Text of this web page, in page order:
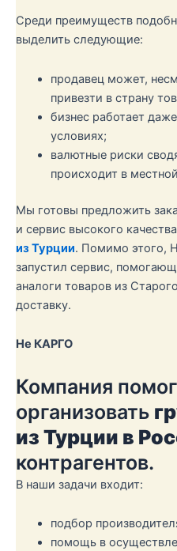
Среди преимуществ
выделить следующие:
продавец может,
привезти в страну
бизнес работает
условиях;
валютные риски
происходит в
Мы готовы предложить
и сервис высокого
из Турции. Помимо этого,
запустил сервис,
аналоги товаров из
доставку.
Не КАРГО
Компания
организовать
из Турции в
контрагентов.
В наши задачи входит:
подбор
помощь в